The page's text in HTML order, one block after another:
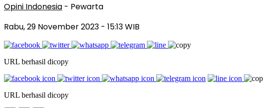
Opini Indonesia - Pewarta
Rabu, 29 November 2023 - 15:13 WIB
URL berhasil dicopy
URL berhasil dicopy